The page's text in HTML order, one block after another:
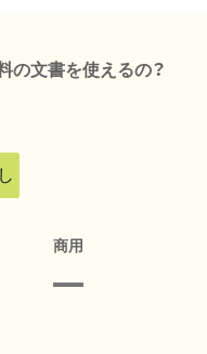
の文書を使えるの？
商用